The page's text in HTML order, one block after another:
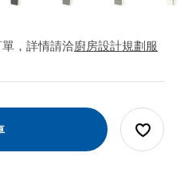
，詳情請洽廚房設計規劃服